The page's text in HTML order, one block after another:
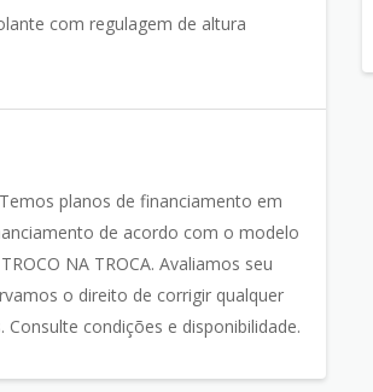
com regulagem de altura
planos de financiamento em
de acordo com o modelo
NA TROCA. Avaliamos seu
o direito de corrigir qualquer
condições e disponibilidade.